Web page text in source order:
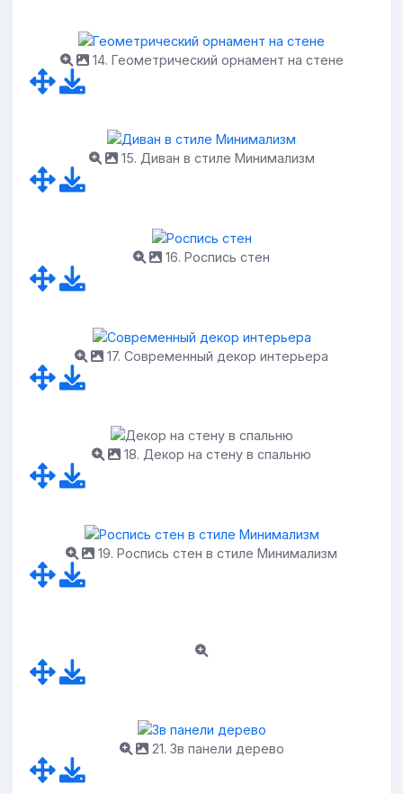
14. Геометрический орнамент на стене
15. Диван в стиле Минимализм
16. Роспись стен
17. Современный декор интерьера
18. Декор на стену в спальню
19. Роспись стен в стиле Минимализм
21. 3в панели дерево